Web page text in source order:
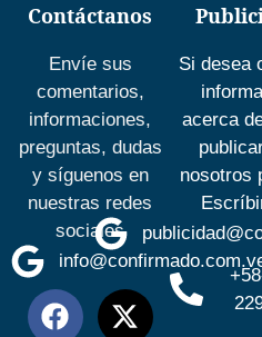
Contáctanos
Envíe sus
comentarios,
informaciones,
preguntas, dudas
y síguenos en
nuestras redes
sociales
Si desea
acerca
nosotros